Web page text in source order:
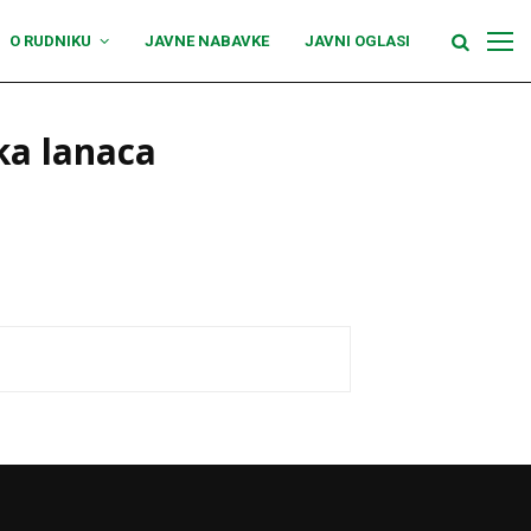
O RUDNIKU JAVNE NABAVKE JAVNI OGLASI
lanaca